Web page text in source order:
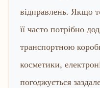
відправлень. Якщо
її часто потрібно
транспортною
косметики,
погоджується